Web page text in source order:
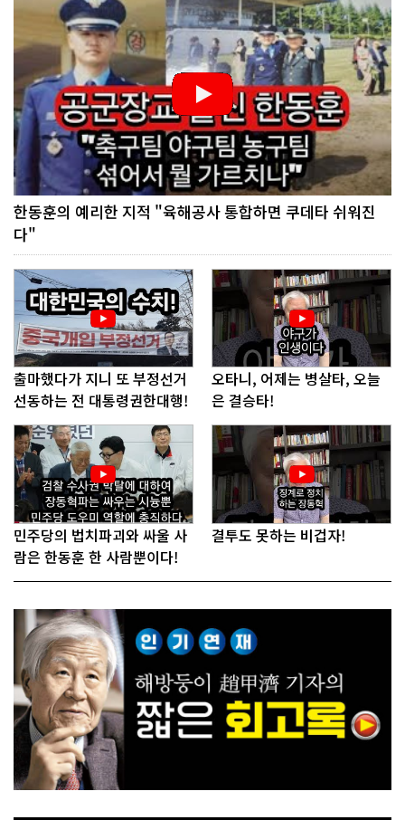
한동훈의 예리한 지적 "육해공사 통합하면 쿠데타 쉬워진
다"
출마했다가 지니 또 부정선거
선동하는 전 대통령권한대행!
오타니, 어제는 병살타, 오늘
은 결승타!
민주당의 법치파괴와 싸울 사
람은 한동훈 한 사람뿐이다!
결투도 못하는 비겁자!